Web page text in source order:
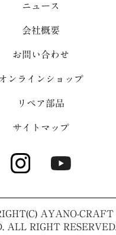
ニュース
会社概要
お問い合わせ
オンラインショップ
リペア部品
サイトマップ
AYANO-CRAFT
ALL RIGHT RESERVED.